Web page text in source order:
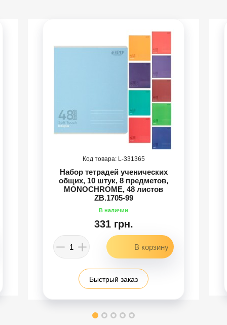
331365
Набор тетрадей ученических
общих, 10 штук, 8 предметов,
MONOCHROME, 48 листов
ZB.1705-99
331 грн.
Быстрый заказ